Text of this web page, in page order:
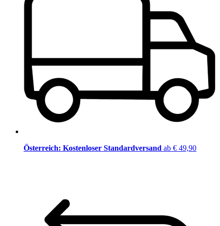
Österreich: Kostenloser Standardversand ab € 49,90